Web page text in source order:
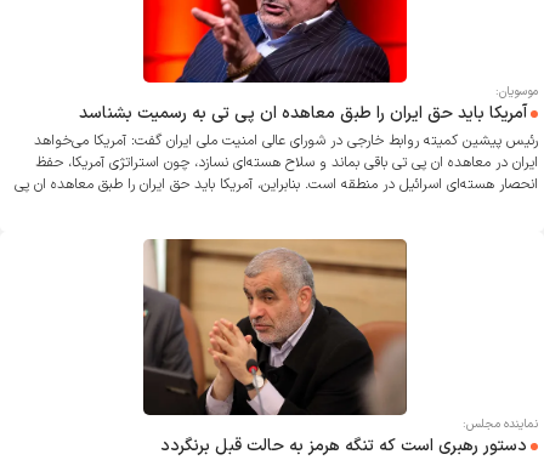
موسویان:
آمریکا باید حق ایران را طبق معاهده ان پی تی به رسمیت بشناسد
رئیس پیشین کمیته روابط خارجی در شورای عالی امنیت ملی ایران گفت: آمریکا می‌خواهد
ایران در معاهده ان پی تی باقی بماند و سلاح هسته‌ای نسازد، چون استراتژی آمریکا، حفظ
انحصار هسته‌ای اسرائیل در منطقه است. بنابراین، آمریکا باید حق ایران را طبق معاهده ان پی
نماینده مجلس:
دستور رهبری است که تنگه هرمز به حالت قبل برنگردد